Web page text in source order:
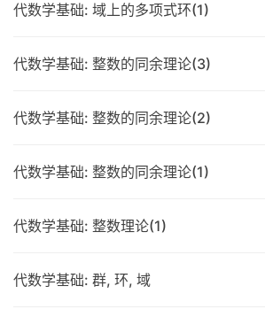
代数学基础: 域上的多项式环(1)
代数学基础: 整数的同余理论(3)
代数学基础: 整数的同余理论(2)
代数学基础: 整数的同余理论(1)
代数学基础: 整数理论(1)
代数学基础: 群, 环, 域